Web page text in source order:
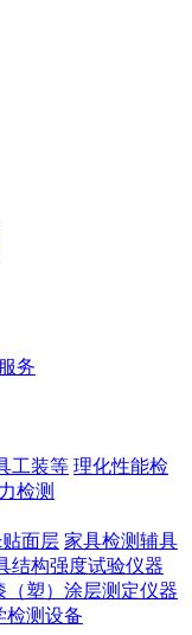
务
工装等 理化性能检
检测
面层 家具检测辅具
结构强度试验仪器
（塑）涂层测定仪器
检测设备